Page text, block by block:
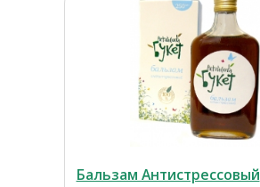
Бальзам Антистрессовый